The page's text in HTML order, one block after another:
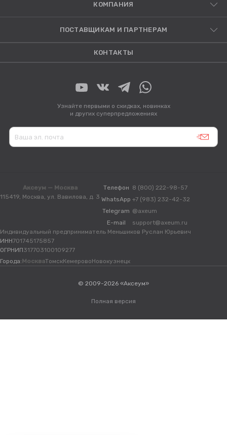
КОМПАНИЯ
ПОСТАВЩИКАМ И ПАРТНЕРАМ
КОНТАКТЫ
Узнайте первыми о скидках, новинках
и других суперпредложениях
Аксеум — Москва
115419, Москва, ул. Вавилова, д. 3
Телефон 8 (800) 222-98-57
WhatsApp +7 (983) 232-42-32
Telegram @axeum
E-mail
support@axeum.ru
Индивидуальный предприниматель Меньшиков Руслан Юрьевич
ИНН701745175857
ОГРНИП317703100109277
Города: МоскваТомскКемеровоНовокузнецк
© 2009-2026 «Аксеум»
Полная версия